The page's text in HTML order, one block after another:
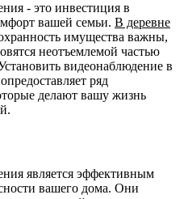
- это инвестиция в
вашей семьи. В деревне
имущества важны,
неотъемлемой частью
видеонаблюдение в
ряд
делают вашу жизнь
является эффективным
вашего дома. Они